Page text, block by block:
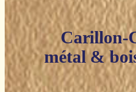
Carillon-
métal &